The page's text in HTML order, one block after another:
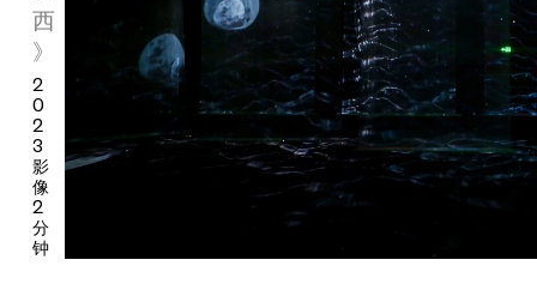
文字、VR、茶饮与美食……通过跨越媒介的艺术语言，现场被打造
成一个多重交互的知觉梦境，观众则被邀请进入这个空间，通过贯
通五感的沉浸式互动探索，身临其境地全方位感受江西文化的独特
魅力。
本次展览将江西文化底色的不同侧面，通过“一场游戏”渐次展开，
并落脚于作为主体的“人”所做出的“选择”之上——侠义、道义、情
义，都是人在不同情境之下所选择做出的信念之跃。展览以四处与
江西饮食相关的“选择”，串联起六大主题艺术体验空间——“颜”、
“青” ”、“红”、“色”、“白”、“皂”，以全新的视角与线索，邀请观众
入戏。在“五光”中领略城市的风土人情，借“食色”在轻松玩乐之间
西
》
2
0
2
3
影
像
2
分
钟